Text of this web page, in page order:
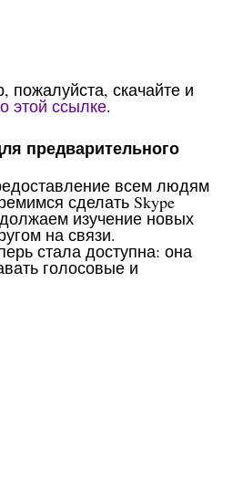
пожалуйста, скачайте и
этой ссылке.
предварительного
всем людям
сделать Skype
изучение новых
на связи.
стала доступна: она
голосовые и